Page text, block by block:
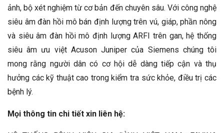
ảnh, bộ xét nghiệm từ cơ bản đến chuyên sâu. Với công nghệ
siêu âm đàn hồi mô bán định lượng trên vú, giáp, phần nông
và siêu âm đàn hồi mô định lượng ARFI trên gan, hệ thống
siêu âm ưu việt Acuson Juniper của Siemens chúng tôi
mong rằng người dân có cơ hội dễ dàng tiếp cận và thụ
hưởng các kỹ thuật cao trong kiểm tra sức khỏe, điều trị các
bệnh lý.
Mọi thông tin chi tiết xin liên hệ: